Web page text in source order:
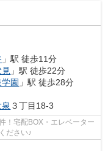
」駅 徒歩11分
見 」駅 徒歩22分
園 」駅 徒歩28分
３丁目18-3
！宅配BOX・エレベーター
ださい♪